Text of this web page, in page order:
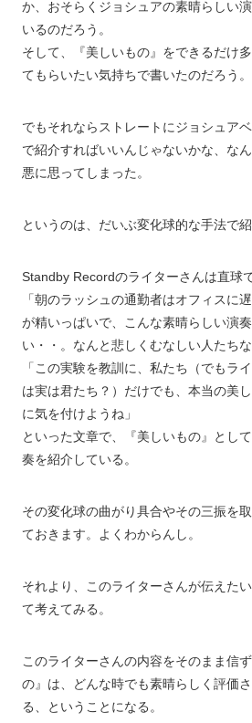
か、おそらくジョシュアの素晴らしい
いるのだろう。
そして、『美しいもの』をできるだけ
てもらいたい気持ちで書いたのだろう。
でもそれならストレートにジョシュア
で紹介すればいいんじゃないかな、な
悪に思ってしまった。
というのは、だいぶ変化球的な手法で紹
Standby Recordのライターさんは直球
「朝のラッシュの通勤者はオフィスに
が精いっぱいで、こんな素晴らしい演
い・・。なんと悲しくむなしい人たちな
「この実験を教訓に、私たち（でもラ
は実は君たち？）だけでも、本当の美
に気を付けようね」
といった文章で、『美しいもの』とし
奏を紹介している。
その変化球の曲がり具合やその三振を
ておきます。よくわからんし。
それより、このライターさんが伝えた
て考えてみる。
このライターさんの内容をそのまま信
の』は、どんな時でも素晴らしく評価
る、ということになる。